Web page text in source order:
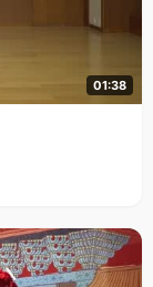
01:38